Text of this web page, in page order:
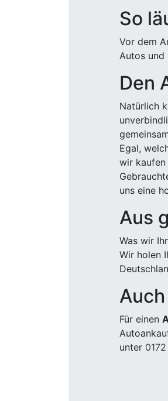
So
Vor dem
Autos und
Den
Natürlich
Egal,
wir kaufen
uns eine
Aus
Was wir
Wir holen
Für einen
unter